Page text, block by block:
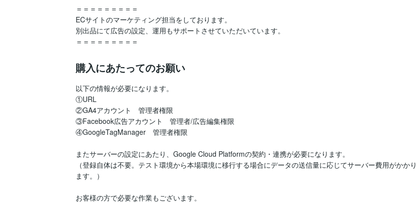
＝＝＝＝＝＝＝＝＝
ECサイトのマーケティング担当をしております。
別出品にて広告の設定、運用もサポートさせていただいています。
＝＝＝＝＝＝＝＝＝
購入にあたってのお願い
以下の情報が必要になります。
①URL
②GA4アカウント　管理者権限
③Facebook広告アカウント　管理者/広告編集権限
④GoogleTagManager　管理者権限
またサーバーの設定にあたり、Google Cloud Platformの契約・連携が必要になります。
（登録自体は不要。テスト環境から本場環境に移行する場合にデータの送信量に応じてサーバー費用がかかり
ます。）
お客様の方で必要な作業もございます。